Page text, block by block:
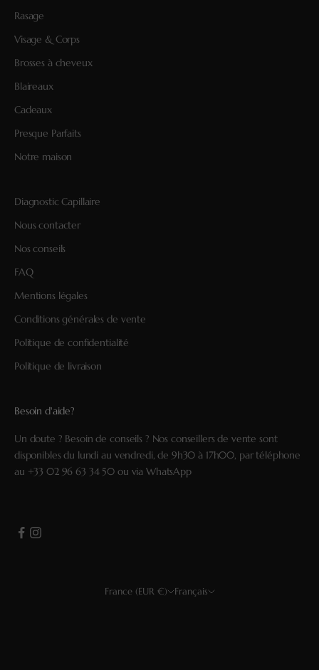
Rasage
Visage & Corps
Brosses à cheveux
Blaireaux
Cadeaux
Presque Parfaits
Notre maison
Diagnostic Capillaire
Nous contacter
Nos conseils
FAQ
Mentions légales
Conditions générales de vente
Politique de confidentialité
Politique de livraison
Besoin d'aide?
Un doute ? Besoin de conseils ? Nos conseillers de vente sont
disponibles du lundi au vendredi, de 9h30 à 17h00, par téléphone
au +33 02 96 63 34 50 ou via WhatsApp
France (EUR €) Français